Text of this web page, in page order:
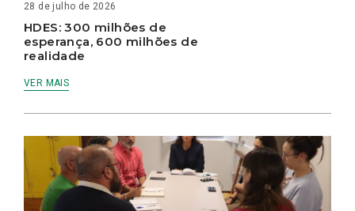
28 de julho de 2026
HDES: 300 milhões de
esperança, 600 milhões de
realidade
VER MAIS